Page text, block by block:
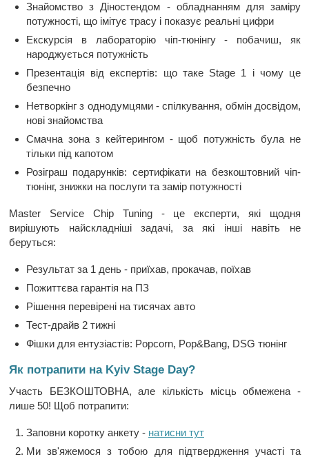
Знайомство з Діностендом - обладнанням для заміру
потужності, що імітує трасу і показує реальні цифри
Екскурсія в лабораторію чіп-тюнінгу - побачиш, як
народжується потужність
Презентація від експертів: що таке Stage 1 і чому це
безпечно
Нетворкінг з однодумцями - спілкування, обмін досвідом,
нові знайомства
Смачна зона з кейтерингом - щоб потужність була не
тільки під капотом
Розіграш подарунків: сертифікати на безкоштовний чіп-
тюнінг, знижки на послуги та замір потужності
Master Service Chip Tuning - це експерти, які щодня
вирішують найскладніші задачі, за які інші навіть не
беруться:
Результат за 1 день - приїхав, прокачав, поїхав
Пожиттєва гарантія на ПЗ
Рішення перевірені на тисячах авто
Тест-драйв 2 тижні
Фішки для ентузіастів: Popcorn, Pop&Bang, DSG тюнінг
Як потрапити на Kyiv Stage Day?
Участь БЕЗКОШТОВНА, але кількість місць обмежена -
лише 50! Щоб потрапити:
Заповни коротку анкету - натисни тут
Ми зв'яжемося з тобою для підтвердження участі та